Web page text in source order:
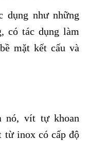
dụng như những
có tác dụng làm
mặt kết cấu và
nó, vít tự khoan
từ inox có cấp độ